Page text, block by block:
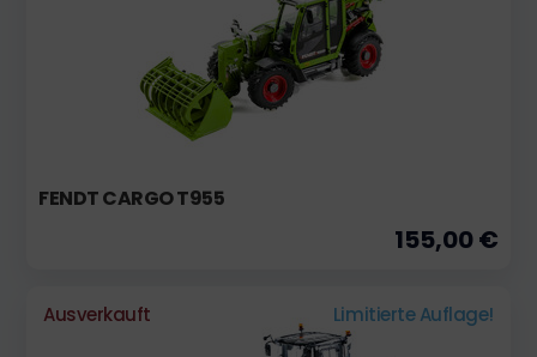
FENDT CARGO T955
155,00 €
Ausverkauft Limitierte Auflage!